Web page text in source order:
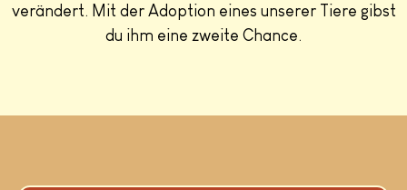
verändert. Mit der Adoption eines unserer Tiere gibst
du ihm eine zweite Chance.